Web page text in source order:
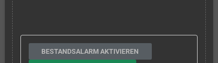
BESTANDSALARM AKTIVIEREN